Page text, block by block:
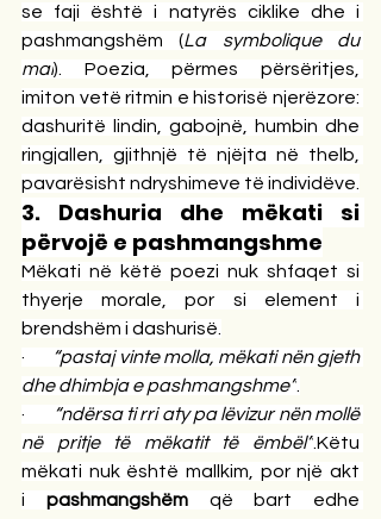
se faji është i natyrës ciklike dhe i
pashmangshëm (La symbolique du
mal). Poezia, përmes përsëritjes,
imiton vetë ritmin e historisë njerëzore:
dashuritë lindin, gabojnë, humbin dhe
ringjallen, gjithnjë të njëjta në thelb,
pavarësisht ndryshimeve të individëve.
3. Dashuria dhe mëkati si
përvojë e pashmangshme
Mëkati në këtë poezi nuk shfaqet si
thyerje morale, por si element i
brendshëm i dashurisë.
·
“pastaj vinte molla, mëkati nën gjeth
dhe dhimbja e pashmangshme”
·
“ndërsa ti rri aty pa lëvizur nën mollë
në pritje të mëkatit të ëmbël”.Këtu
mëkati nuk është mallkim, por një akt
i pashmangshëm që bart edhe